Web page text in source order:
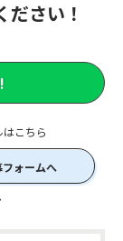
さい！
はこちら
フォームへ